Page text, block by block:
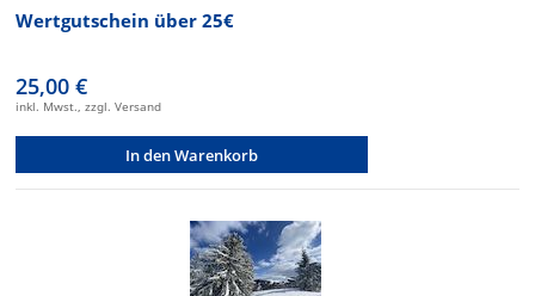
Wertgutschein über 25€
25,00 €
inkl. Mwst., zzgl. Versand
In den Warenkorb